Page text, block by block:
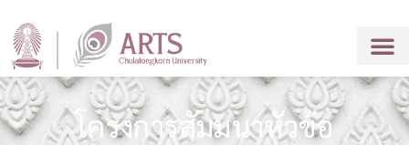
โครงการสัมมนาหัวข้อ